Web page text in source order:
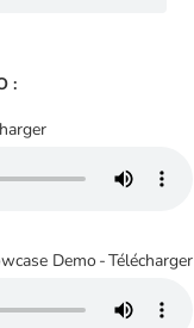
:
Demo -Télécharger